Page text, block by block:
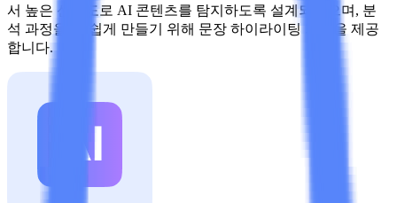
서 높은 신뢰도로 AI 콘텐츠를 탐지하도록 설계되었으며, 분
석 과정을 더 쉽게 만들기 위해 문장 하이라이팅 기능을 제공
합니다.